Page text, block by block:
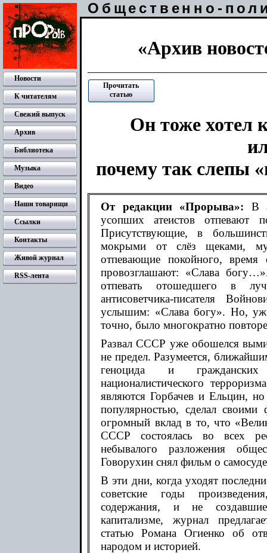
Общественно-
«Архив
Прочитать
статью
Он тоже хотел
почему так слепы
От редакции «Прорыва»: В
усопших атеистов отпевают
Присутствующие, в
мокрыми от слёз щеками,
отпевающие покойного, время
провозглашают: «Слава
отпевать отошедшего в
антисоветчика-писателя
услышим: «Слава богу». Но, уж
точно, было многократно
Развал СССР уже обошелся
не предел. Разумеется,
геноцида и
националистического
являются Горбачев и Ельцин,
популярностью, сделал
огромный вклад в то, что
СССР состоялась во всех
небывалого разложения
Говорухин снял фильм о
В эти дни, когда уходят
советские годы
содержания, и не
капитализме, журнал
статью Романа Огиенко об
народом и историей.
Новости
К читателям
Свежий выпуск
Архив
Библиотека
Музыка
Видео
Наши товарищи
Ссылки
Контакты
Живой журнал
RSS-лента